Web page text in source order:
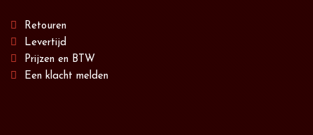
Retouren
Levertijd
Prijzen en BTW
Een klacht melden